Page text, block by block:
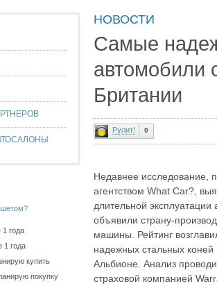
ТАКСИ(278)
+ ДОБАВИТЬ КОМПАНИЮ
года
1 года
купить
покупку
НОВОСТИ
Самые
автомобили
Британии
Рулит! 0
Недавнее исследование,
агентством What Car?,
длительной
объявили страну-
машины. Рейтинг
надежных стальных
Альбионе. Анализ
страховой компанией